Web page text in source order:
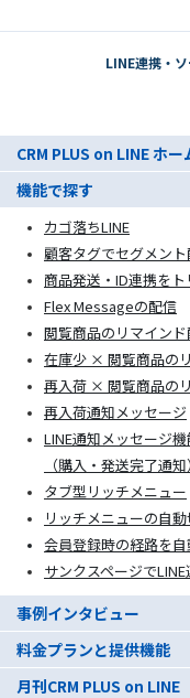
LINE連携・
CRM PLUS on LINE ホー
機能で探す
カゴ落ちLINE
顧客タグでセグメン
商品発送・ID連携を
Flex Messageの配信
閲覧商品のリマイン
在庫少 × 閲覧商品の
再入荷 × 閲覧商品の
再入荷通知メッセージ
LINE通知メッセージ機
（購入・発送完了通知）
タブ型リッチメニュー
リッチメニューの自
会員登録時の経路を自
サンクスページで
事例インタビュー
料金プランと提供機能
月刊CRM PLUS on LINE